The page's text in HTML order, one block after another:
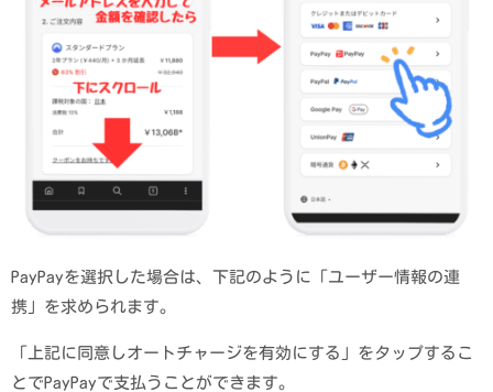
PayPayを選択した場合は、下記のように「ユーザー情報の連
携」を求められます。
「上記に同意しオートチャージを有効にする」をタップするこ
とでPayPayで支払うことができます。